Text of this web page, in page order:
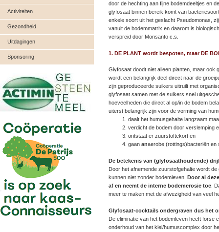
Activiteiten
Gezondheid
Uitdagingen
Sponsoring
door de hechting aan fijne bodemdeeltjes en
glyfosaat binnen bereik komt van
enkele soort uit het geslacht Pseudomonas,
vanuit de bodemmatrix en daarom is
verspreid door Monsanto c.s.
1. DE PLANT wordt bespoten, maar DE
Glyfosaat doodt niet alleen planten, maar ook
wordt een belangrijk deel direct naar de
zijn geproduceerde suikers uitruilt met
glyfosaat samen met de suikers snel
hoeveelheden die direct al op/in de bodem
uiterst belangrijk zijn voor de vorming van
daalt het humusgehalte langzaam
verdicht de bodem door verslemping
ontstaat er zuurstoftekort en
gaan anaerobe (rottings)bacteriën en
De betekenis van (glyfosaathoudende)
Door het afnemende zuurstofgehalte wordt
kunnen niet zonder bodemleven. Door al
af en neemt de interne bodemerosie toe .
meer te maken met de afwezigheid van veel
Glyfosaat-cocktails ondergraven dus het
De eliminatie van het bodemleven heeft forse
onderhoud van het klei/humuscomplex door